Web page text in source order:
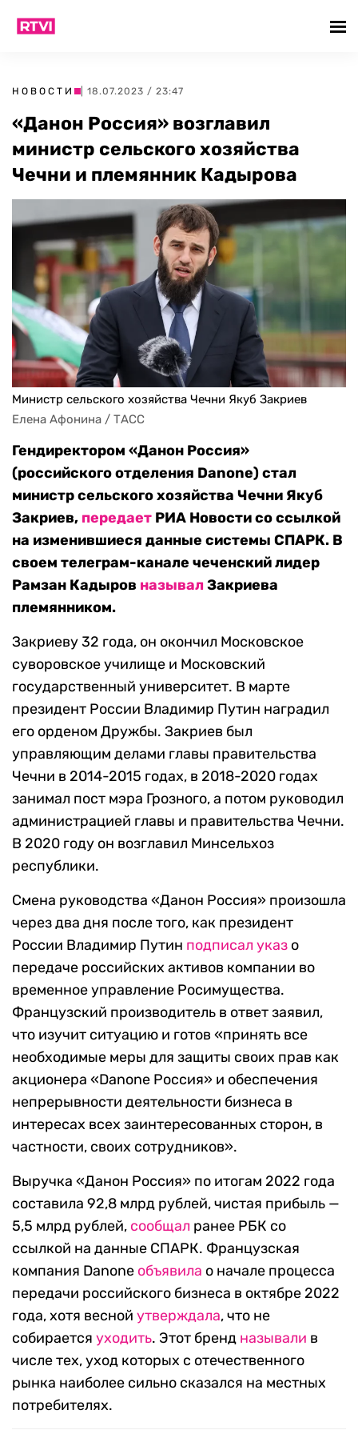
НОВОСТИ | 18.07.2023 / 23:47
«Данон Россия» возглавил
министр сельского хозяйства
Чечни и племянник Кадырова
Министр сельского хозяйства Чечни Якуб Закриев
Елена Афонина / ТАСС
Гендиректором «Данон Россия»
(российского отделения Danone) стал
министр сельского хозяйства Чечни Якуб
Закриев, передает РИА Новости со ссылкой
на изменившиеся данные системы СПАРК. В
своем телеграм-канале чеченский лидер
Рамзан Кадыров называлЗакриева
племянником.
Закриеву 32 года, он окончил Московское
суворовское училище и Московский
государственный университет. В марте
президент России Владимир Путин наградил
его орденом Дружбы. Закриев был
управляющим делами главы правительства
Чечни в 2014-2015 годах, в 2018-2020 годах
занимал пост мэра Грозного, а потом руководил
администрацией главы и правительства Чечни.
В 2020 году он возглавил Минсельхоз
республики.
Смена руководства «Данон Россия» произошла
через два дня после того, как президент
России Владимир Путин подписал указ о
передаче российских активов компании во
временное управление Росимущества.
Французский производитель в ответ заявил,
что изучит ситуацию и готов «принять все
необходимые меры для защиты своих прав как
акционера «Danone Россия» и обеспечения
непрерывности деятельности бизнеса в
интересах всех заинтересованных сторон, в
частности, своих сотрудников».
Выручка «Данон Россия» по итогам 2022 года
составила 92,8 млрд рублей, чистая прибыль —
5,5 млрд рублей, сообщал ранее РБК со
ссылкой на данные СПАРК. Французская
компания Danone объявила о начале процесса
передачи российского бизнеса в октябре 2022
года, хотя весной утверждала, что не
собирается уходить. Этот бренд называли в
числе тех, уход которых с отечественного
рынка наиболее сильно сказался на местных
потребителях.